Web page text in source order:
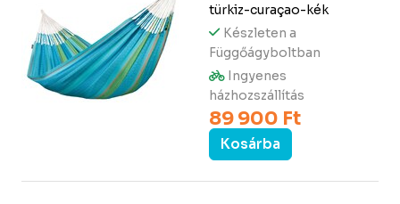
türkiz-curaçao-kék
Készleten a
Függőágyboltban
Ingyenes
házhozszállítás
89 900 Ft
Kosárba